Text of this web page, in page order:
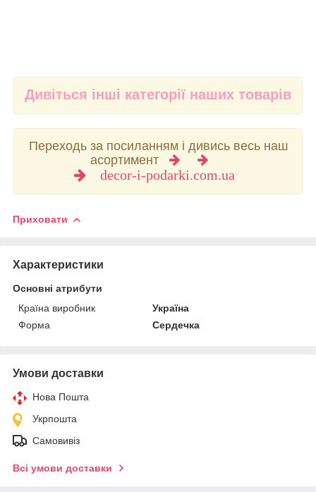
Переходь за посиланням і дивись весь наш
асортимент
decor-i-podarki.com.ua
Дивіться інші категорії наших товарів
Приховати
Характеристики
Основні атрибути
Країна виробник
Україна
Форма
Сердечка
Умови доставки
Нова Пошта
Укрпошта
Самовивіз
Всі умови доставки